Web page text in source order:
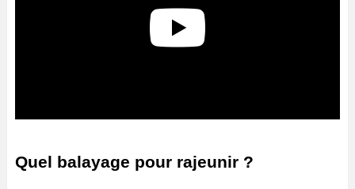
Quel balayage pour rajeunir ?